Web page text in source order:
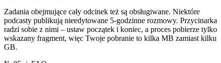
Zadania obejmujące cały odcinek też są obsługiwane. Niektóre
podcasty publikują nieedytowane 5-godzinne rozmowy. Przycinarka
radzi sobie z nimi – ustaw początek i koniec, a proces pobierze tylko
wskazany fragment, więc Twoje pobranie to kilka MB zamiast kilku
GB.